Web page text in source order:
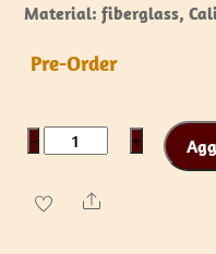
Material: fiberglass,
Pre-Order
−
Faloril
-
+
Share